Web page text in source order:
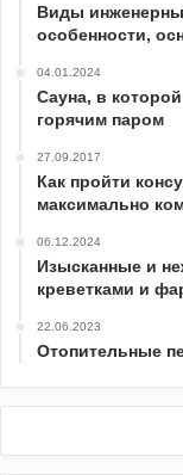
Виды
особенности,
04.01.2024
Сауна, в
горячим паром
27.09.2017
Как пройти
максимально
06.12.2024
Изысканные и
креветками и
22.06.2023
Отопительные